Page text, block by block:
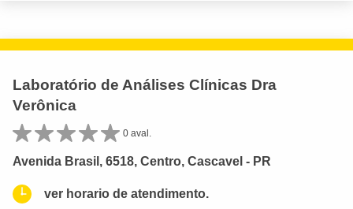
Laboratório de Análises Clínicas Dra
Verônica
0 aval.
Avenida Brasil, 6518, Centro, Cascavel - PR
ver horario de atendimento.